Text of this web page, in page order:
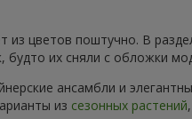
из цветов поштучно. В
будто их сняли с обложки
ансамбли и
из сезонных растений